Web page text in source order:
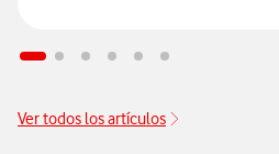
Ver todos los artículos